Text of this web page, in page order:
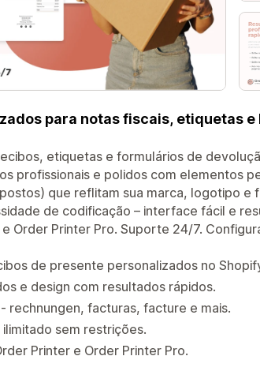
para notas fiscais, etiquetas e
etiquetas e formulários de
profissionais e polidos com elementos
que reflitam sua marca, logotipo e
de codificação – interface fácil e
Order Printer Pro. Suporte 24/7.
de presente personalizados no
e design com resultados rápidos.
rechnungen, facturas, facture e mais.
sem restrições.
Printer e Order Printer Pro.